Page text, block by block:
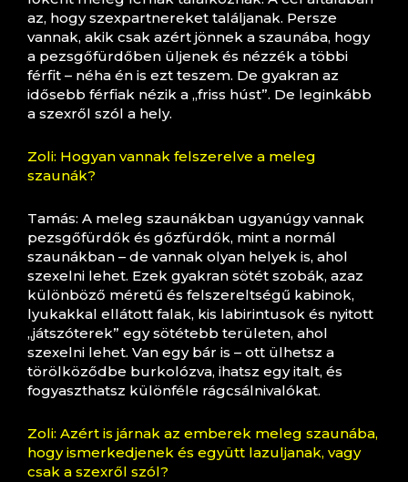
az, hogy szexpartnereket találjanak. Persze
vannak, akik csak azért jönnek a szaunába, hogy
a pezsgőfürdőben üljenek és nézzék a többi
férfit – néha én is ezt teszem. De gyakran az
idősebb férfiak nézik a „friss húst”. De leginkább
a szexről szól a hely.
Zoli: Hogyan vannak felszerelve a meleg
szaunák?
Tamás: A meleg szaunákban ugyanúgy vannak
pezsgőfürdők és gőzfürdők, mint a normál
szaunákban – de vannak olyan helyek is, ahol
szexelni lehet. Ezek gyakran sötét szobák, azaz
különböző méretű és felszereltségű kabinok,
lyukakkal ellátott falak, kis labirintusok és nyitott
„játszóterek” egy sötétebb területen, ahol
szexelni lehet. Van egy bár is – ott ülhetsz a
törölköződbe burkolózva, ihatsz egy italt, és
fogyaszthatsz különféle rágcsálnivalókat.
Zoli: Azért is járnak az emberek meleg szaunába,
hogy ismerkedjenek és együtt lazuljanak, vagy
csak a szexről szól?